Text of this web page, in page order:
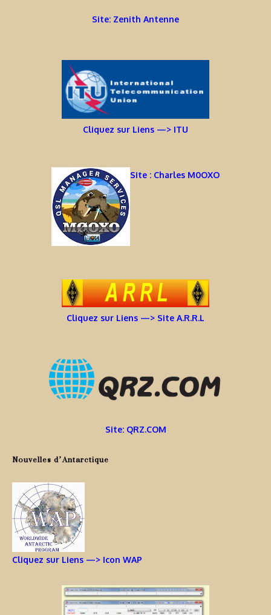
Site: Zenith Antenne
Cliquez sur Liens —> ITU
Site : Charles M0OXO
Cliquez sur Liens —> Site A.R.R.L
Site: QRZ.COM
Nouvelles d’Antarctique
Cliquez sur Liens —> Icon WAP